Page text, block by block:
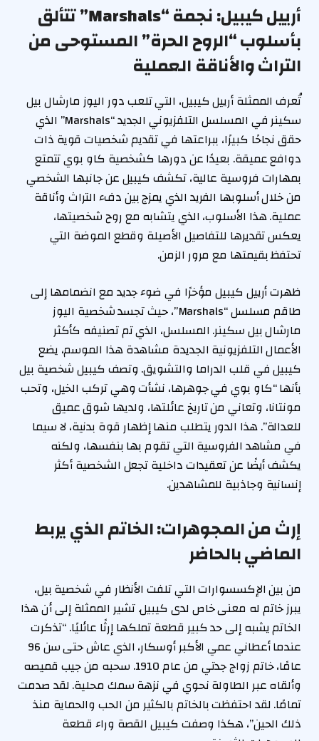
أرييل كيبيل: نجمة “Marshals” تتألق
بأسلوب “الروح الحرة” المستوحى من
التراث والأناقة العملية
تُعرف الممثلة أرييل كيبيل، التي تلعب دور اليوز مارشال بيل
سكينر في المسلسل التلفزيوني الجديد “Marshals” الذي
حقق نجاحًا كبيرًا، ببراعتها في تقديم شخصيات قوية ذات
دوافع عميقة. بعيدًا عن دورها كشخصية كاو بوي تتمتع
بمهارات فروسية عالية، تكشف كيبيل عن جانبها الشخصي
من خلال أسلوبها الفريد الذي يمزج بين دفء التراث وأناقة
عملية. هذا الأسلوب، الذي يتشابه مع روح شخصيتها،
يعكس تقديرها للتفاصيل الأصيلة وقطع الموضة التي
تحتفظ بقيمتها مع مرور الزمن.
ظهرت أرييل كيبيل مؤخرًا في ضوء جديد مع انضمامها إلى
طاقم مسلسل “Marshals”، حيث تجسد شخصية اليوز
مارشال بيل سكينر. المسلسل، الذي تم تصنيفه كأكثر
الأعمال التلفزيونية الجديدة مشاهدة هذا الموسم، يضع
كيبيل في قلب الدراما والتشويق. وتصف كيبيل شخصية بيل
بأنها “كاو بوي في جوهرها، نشأت وهي تركب الخيل، وتحب
مونتانا، وتعاني من تاريخ عائلتها، ولديها شوق عميق
للعدالة”. هذا الدور يتطلب منها إظهار قوة بدنية، لا سيما
في مشاهد الفروسية التي تقوم بها بنفسها، ولكنه
يكشف أيضًا عن تعقيدات داخلية تجعل الشخصية أكثر
إنسانية وجاذبية للمشاهدين.
إرث من المجوهرات: الخاتم الذي يربط
الماضي بالحاضر
من بين الإكسسوارات التي تلفت الأنظار في شخصية بيل،
يبرز خاتم له معنى خاص لدى كيبيل. تشير الممثلة إلى أن هذا
الخاتم يشبه إلى حد كبير قطعة تملكها إرثًا عائليًا. “تذكرت
عندما أعطاني عمي الأكبر أوسكار، الذي عاش حتى سن 96
عامًا، خاتم زواج جدتي من عام 1910. سحبه من جيب قميصه
وألقاه عبر الطاولة نحوي في نزهة سمك محلية. لقد صدمت
تمامًا. لقد احتفظت بالخاتم بالكثير من الحب والحماية منذ
ذلك الحين”، هكذا وصفت كيبيل القصة وراء قطعة